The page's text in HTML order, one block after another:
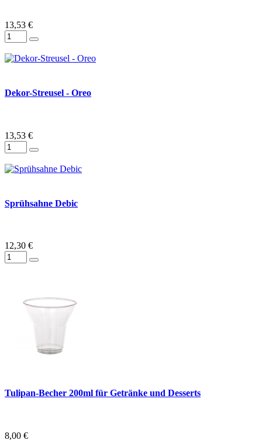
13,53 €
Dekor-Streusel - Oreo
13,53 €
Sprühsahne Debic
12,30 €
Tulipan-Becher 200ml für Getränke und Desserts
8,00 €